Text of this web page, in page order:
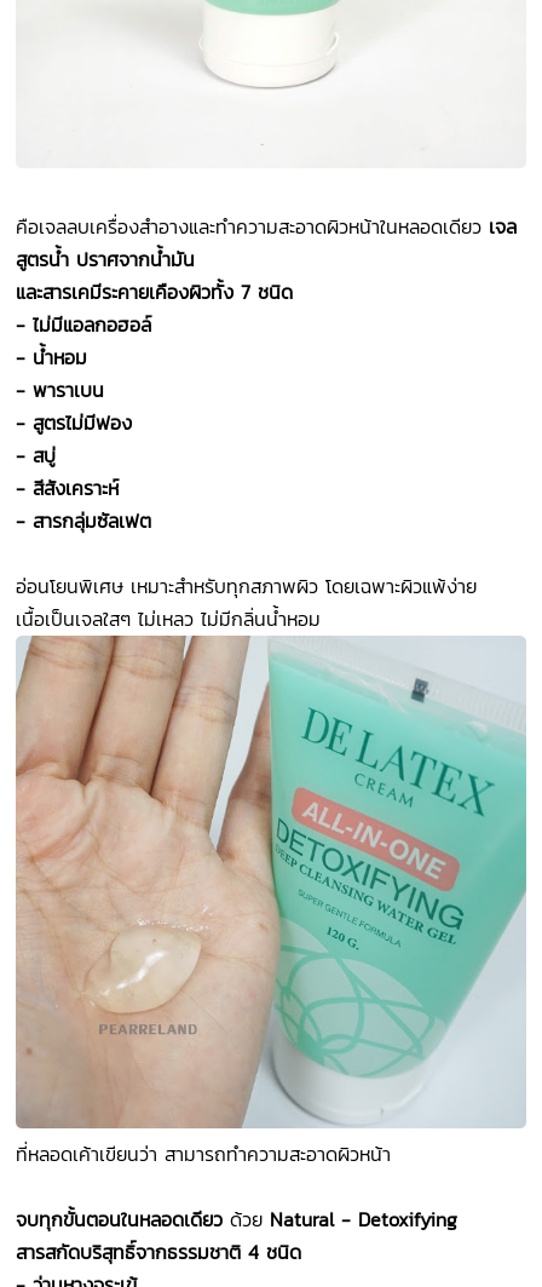
คือเจลลบเครื่องสำอางและทำความสะอาดผิวหน้าในหลอดเดียว เจล
สูตรน้ำ ปราศจากน้ำมัน
และสารเคมีระคายเคืองผิวทั้ง 7 ชนิด
- ไม่มีแอลกอฮอล์
- น้ำหอม
- พาราเบน
- สูตรไม่มีฟอง
- สบู่
- สีสังเคราะห์
- สารกลุ่มซัลเฟต
อ่อนโยนพิเศษ เหมาะสำหรับทุกสภาพผิว โดยเฉพาะผิวแพ้ง่าย
เนื้อเป็นเจลใสๆ ไม่เหลว ไม่มีกลิ่นน้ำหอม
ที่หลอดเค้าเขียนว่า สามารถทำความสะอาดผิวหน้า
จบทุกขั้นตอนในหลอดเดียวด้วย Natural - Detoxifying
สารสกัดบริสุทธิ์จากธรรมชาติ 4 ชนิด